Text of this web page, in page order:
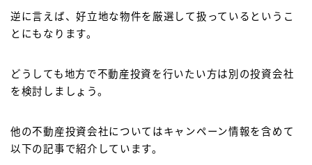
逆に言えば、好立地な物件を厳選して扱っているというこ
とにもなります。
どうしても地方で不動産投資を行いたい方は別の投資会社
を検討しましょう。
他の不動産投資会社についてはキャンペーン情報を含めて
以下の記事で紹介しています。